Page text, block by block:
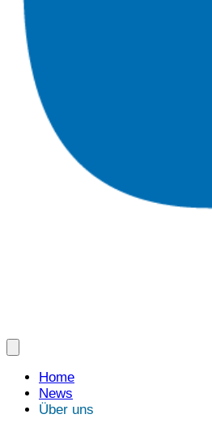
Home
News
Über uns